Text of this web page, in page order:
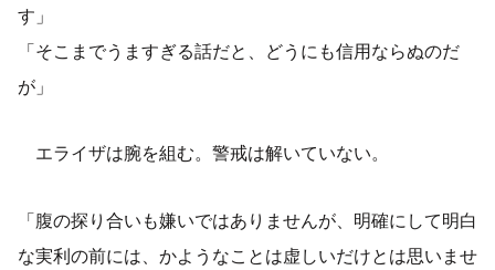
す」
「そこまでうますぎる話だと、どうにも信用ならぬのだ
が」
エライザは腕を組む。警戒は解いていない。
「腹の探り合いも嫌いではありませんが、明確にして明白
な実利の前には、かようなことは虚しいだけとは思いませ